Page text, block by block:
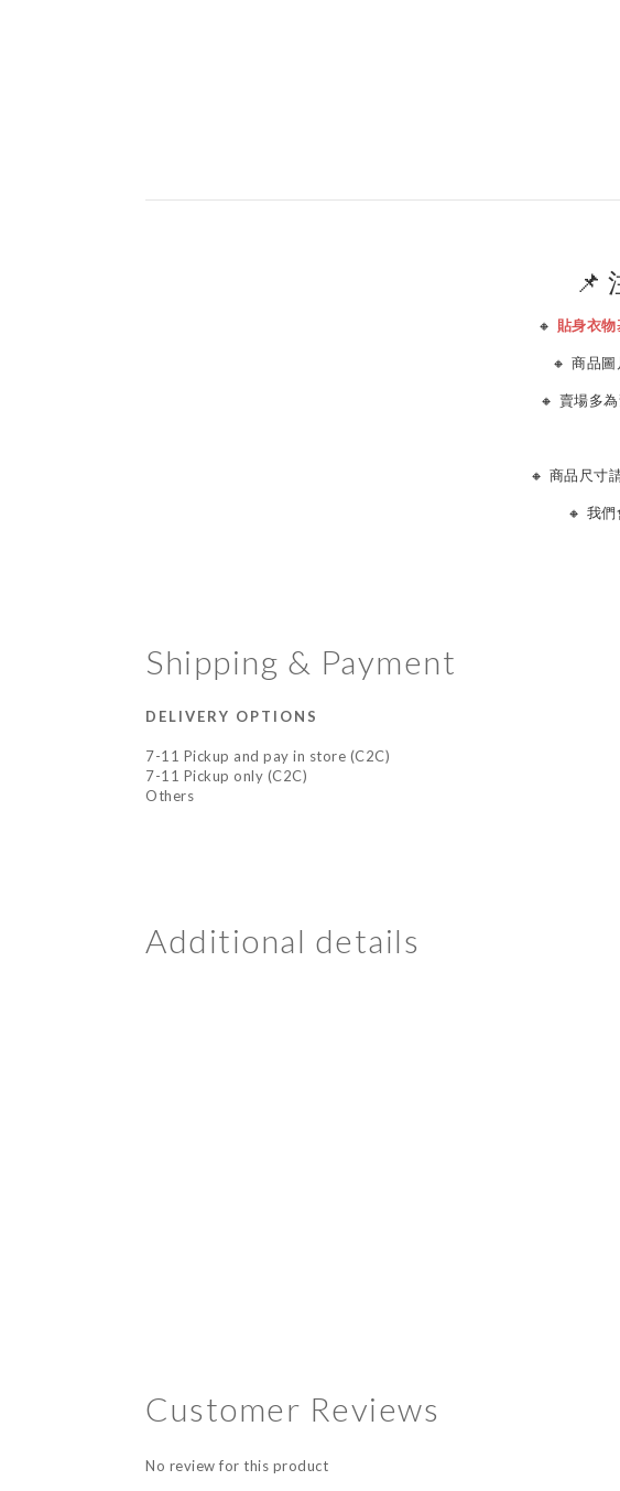
📌
🔸 貼身衣
🔸 商品
🔸 賣場多
🔸 商品尺寸
🔸 我
Shipping & Payment
DELIVERY OPTIONS
7-11 Pickup and pay in store (C2C)
7-11 Pickup only (C2C)
Others
Additional details
Customer Reviews
No review for this product